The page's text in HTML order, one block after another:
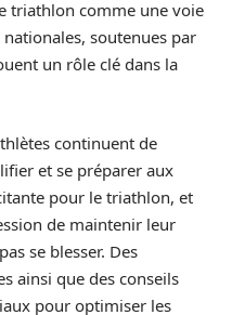
triathlon comme une voie
soutenues par
un rôle clé dans la
continuent de
et se préparer aux
pour le triathlon, et
de maintenir leur
se blesser. Des
ainsi que des conseils
pour optimiser les